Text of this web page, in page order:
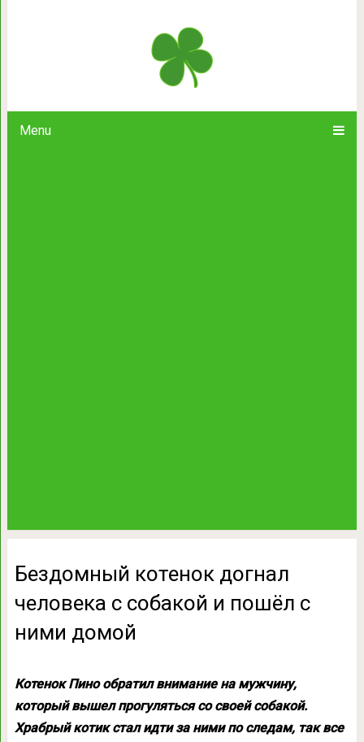
Menu
Бездомный котенок догнал
Бездомный котенок догнал
человека с собакой и пошёл с
ними домой
Котенок Пино обратил внимание на мужчину,
который вышел прогуляться со своей собакой.
Храбрый котик стал идти за ними по следам, так все